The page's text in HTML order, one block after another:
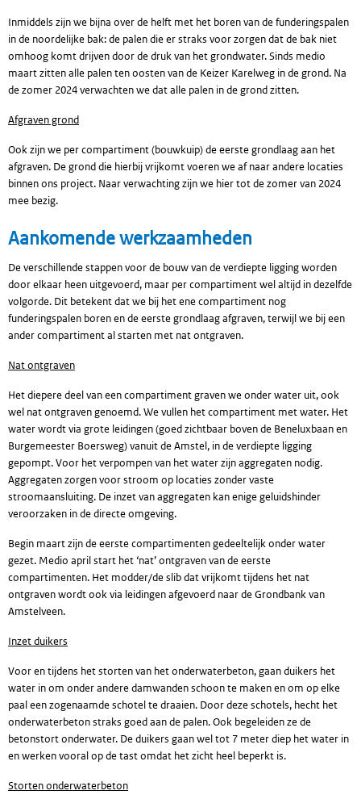
Inmiddels zijn we bijna over de helft met het boren van de funderingspalen
in de noordelijke bak: de palen die er straks voor zorgen dat de bak niet
omhoog komt drijven door de druk van het grondwater. Sinds medio
maart zitten alle palen ten oosten van de Keizer Karelweg in de grond. Na
de zomer 2024 verwachten we dat alle palen in de grond zitten.
Afgraven grond
Ook zijn we per compartiment (bouwkuip) de eerste grondlaag aan het
afgraven. De grond die hierbij vrijkomt voeren we af naar andere locaties
binnen ons project. Naar verwachting zijn we hier tot de zomer van 2024
mee bezig.
Aankomende werkzaamheden
De verschillende stappen voor de bouw van de verdiepte ligging worden
door elkaar heen uitgevoerd, maar per compartiment wel altijd in dezelfde
volgorde. Dit betekent dat we bij het ene compartiment nog
funderingspalen boren en de eerste grondlaag afgraven, terwijl we bij een
ander compartiment al starten met nat ontgraven.
Nat ontgraven
Het diepere deel van een compartiment graven we onder water uit, ook
wel nat ontgraven genoemd. We vullen het compartiment met water. Het
water wordt via grote leidingen (goed zichtbaar boven de Beneluxbaan en
Burgemeester Boersweg) vanuit de Amstel, in de verdiepte ligging
gepompt. Voor het verpompen van het water zijn aggregaten nodig.
Aggregaten zorgen voor stroom op locaties zonder vaste
stroomaansluiting. De inzet van aggregaten kan enige geluidshinder
veroorzaken in de directe omgeving.
Begin maart zijn de eerste compartimenten gedeeltelijk onder water
gezet. Medio april start het ‘nat’ ontgraven van de eerste
compartimenten. Het modder/de slib dat vrijkomt tijdens het nat
ontgraven wordt ook via leidingen afgevoerd naar de Grondbank van
Amstelveen.
Inzet duikers
Voor en tijdens het storten van het onderwaterbeton, gaan duikers het
water in om onder andere damwanden schoon te maken en om op elke
paal een zogenaamde schotel te draaien. Door deze schotels, hecht het
onderwaterbeton straks goed aan de palen. Ook begeleiden ze de
betonstort onderwater. De duikers gaan wel tot 7 meter diep het water in
en werken vooral op de tast omdat het zicht heel beperkt is.
Storten onderwaterbeton